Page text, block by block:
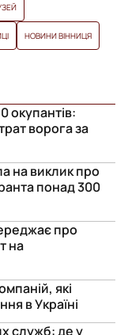
НОВИНИ ВІННИЦЯ
окупантів:
ворога за
на виклик про
понад 300
про
на
які
в Україні
служб: де у